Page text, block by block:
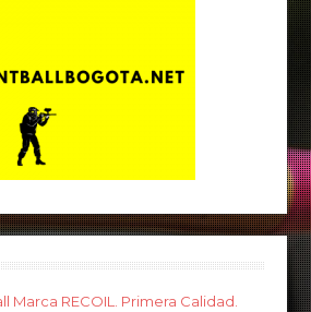
Marca RECOIL. Primera Calidad.